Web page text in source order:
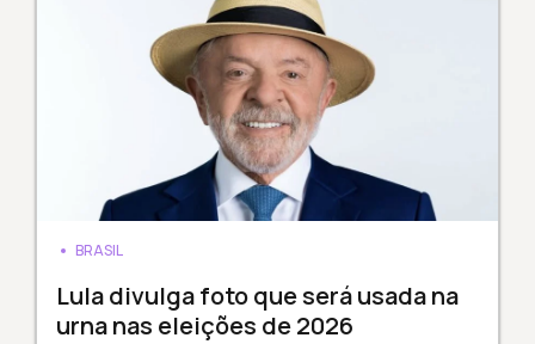
BRASIL
Lula divulga foto que será usada na
urna nas eleições de 2026